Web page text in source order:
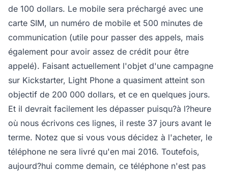
de 100 dollars. Le mobile sera préchargé avec une
carte SIM, un numéro de mobile et 500 minutes de
communication (utile pour passer des appels, mais
également pour avoir assez de crédit pour être
appelé). Faisant actuellement l'objet d'une campagne
sur Kickstarter, Light Phone a quasiment atteint son
objectif de 200 000 dollars, et ce en quelques jours.
Et il devrait facilement les dépasser puisqu?à l?heure
où nous écrivons ces lignes, il reste 37 jours avant le
terme. Notez que si vous vous décidez à l'acheter, le
téléphone ne sera livré qu'en mai 2016. Toutefois,
aujourd?hui comme demain, ce téléphone n'est pas